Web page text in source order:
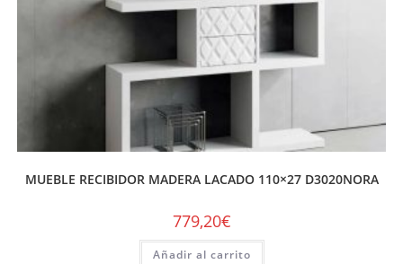
MUEBLE RECIBIDOR MADERA LACADO 110×27 D3020NORA
779,20€
Añadir al carrito